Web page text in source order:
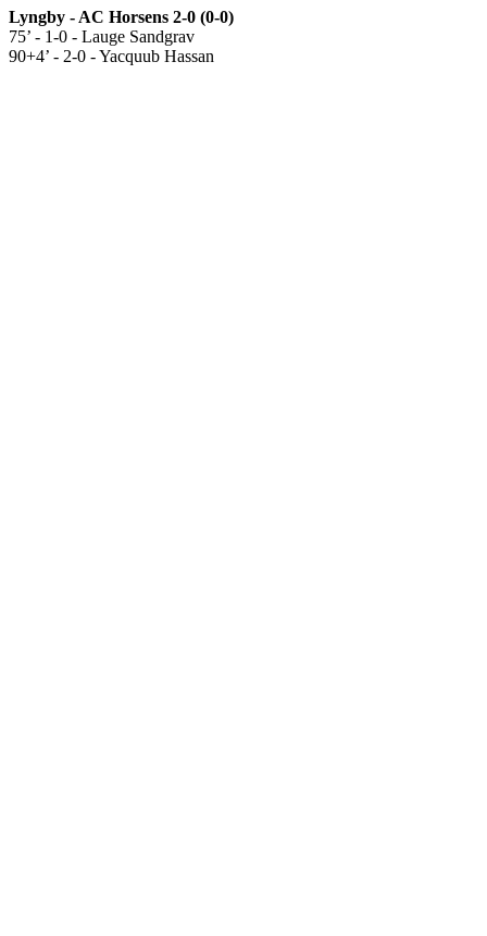
Lyngby - AC Horsens 2-0 (0-0)
75’ - 1-0 - Lauge Sandgrav
90+4’ - 2-0 - Yacquub Hassan